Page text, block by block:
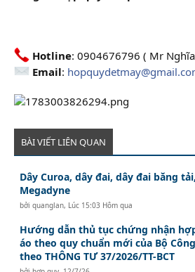
Hotline: 0904676796 ( Mr
Email:
BÀI VIẾT LIÊN QUAN
Dây Curoa, dây đai, dây đai băng
Megadyne
bởiquanglan, Lúc 15:03 Hôm qua
Hướng dẫn thủ tục chứng nhận
áo theo quy chuẩn mới của Bộ
theo THÔNG TƯ 37/2026/TT-BCT